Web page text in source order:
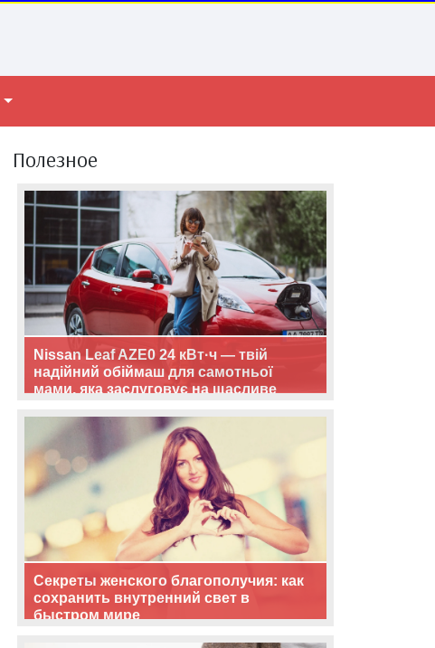
Полезное
Nissan Leaf AZE0 24 кВт·ч — твій
надійний обіймаш для самотньої
мами, яка заслуговує на щасливе
Секреты женского благополучия: как
сохранить внутренний свет в
быстром мире